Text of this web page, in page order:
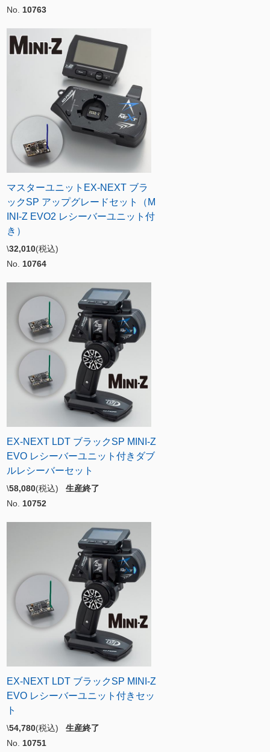
No. 10763
マスターユニットEX-NEXT ブラ
ックSP アップグレードセット（M
INI-Z EVO2 レシーバーユニット付
き）
\32,010(税込)
No. 10764
EX-NEXT LDT ブラックSP MINI-Z
EVO レシーバーユニット付きダブ
ルレシーバーセット
\58,080(税込) 生産終了
No. 10752
EX-NEXT LDT ブラックSP MINI-Z
EVO レシーバーユニット付きセッ
ト
\54,780(税込) 生産終了
No. 10751